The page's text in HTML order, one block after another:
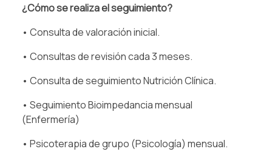
¿Cómo se realiza el seguimiento?
• Consulta de valoración inicial.
• Consultas de revisión cada 3 meses.
• Consulta de seguimiento Nutrición Clínica.
• Seguimiento Bioimpedancia mensual
(Enfermería)
• Psicoterapia de grupo (Psicología) mensual.